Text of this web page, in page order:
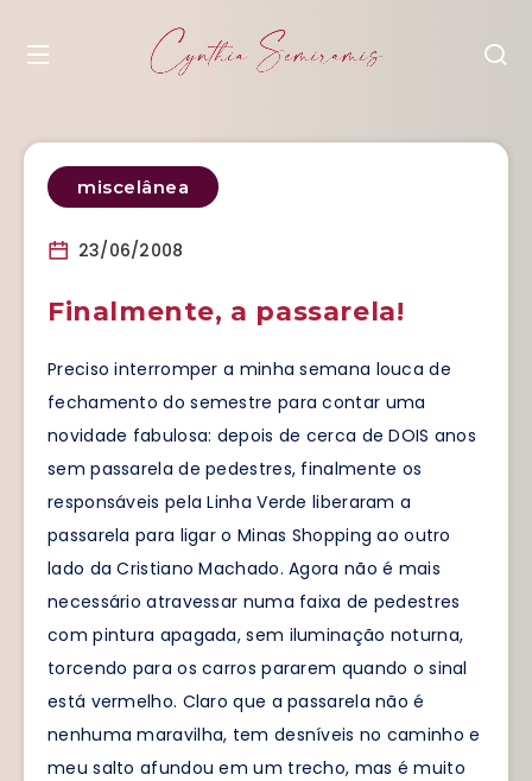
miscelânea
23/06/2008
Finalmente, a passarela!
Preciso interromper a minha semana louca de
fechamento do semestre para contar uma
novidade fabulosa: depois de cerca de DOIS anos
sem passarela de pedestres, finalmente os
responsáveis pela Linha Verde liberaram a
passarela para ligar o Minas Shopping ao outro
lado da Cristiano Machado. Agora não é mais
necessário atravessar numa faixa de pedestres
com pintura apagada, sem iluminação noturna,
torcendo para os carros pararem quando o sinal
está vermelho. Claro que a passarela não é
nenhuma maravilha, tem desníveis no caminho e
meu salto afundou em um trecho, mas é muito